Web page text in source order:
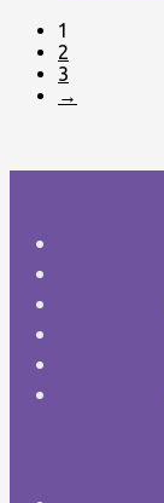
1
2
3
→